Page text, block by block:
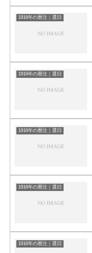
1916年の暦注｜選日
1916年の暦注｜選日
1916年の暦注｜選日
1916年の暦注｜選日
1916年の暦注｜選日